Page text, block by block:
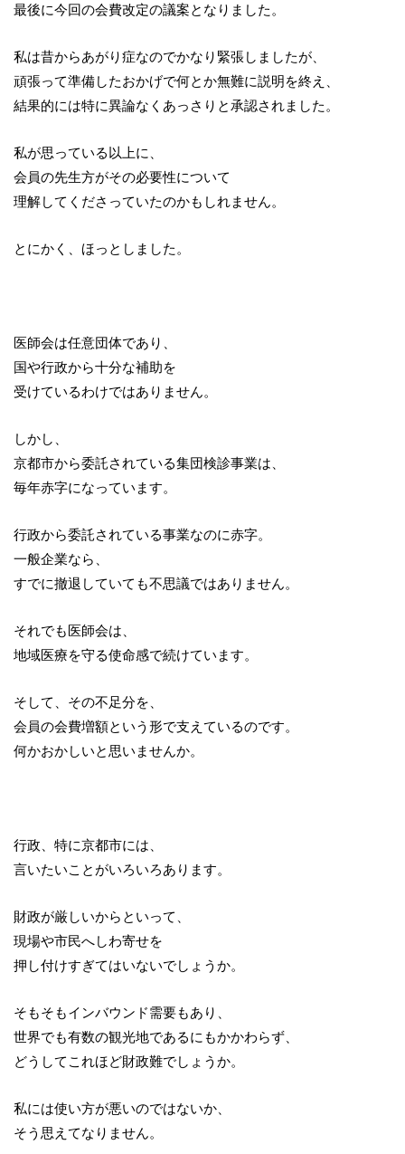
最後に今回の会費改定の議案となりました。
私は昔からあがり症なのでかなり緊張しましたが、
頑張って準備したおかげで何とか無難に説明を終え、
結果的には特に異論なくあっさりと承認されました。
私が思っている以上に、
会員の先生方がその必要性について
理解してくださっていたのかもしれません。
とにかく、ほっとしました。
医師会は任意団体であり、
国や行政から十分な補助を
受けているわけではありません。
しかし、
京都市から委託されている集団検診事業は、
毎年赤字になっています。
行政から委託されている事業なのに赤字。
一般企業なら、
すでに撤退していても不思議ではありません。
それでも医師会は、
地域医療を守る使命感で続けています。
そして、その不足分を、
会員の会費増額という形で支えているのです。
何かおかしいと思いませんか。
行政、特に京都市には、
言いたいことがいろいろあります。
財政が厳しいからといって、
現場や市民へしわ寄せを
押し付けすぎてはいないでしょうか。
そもそもインバウンド需要もあり、
世界でも有数の観光地であるにもかかわらず、
どうしてこれほど財政難でしょうか。
私には使い方が悪いのではないか、
そう思えてなりません。